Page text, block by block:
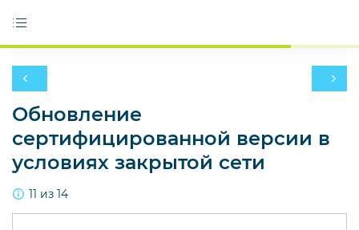
Обновление
сертифицированной версии в
условиях закрытой сети
11 из 14